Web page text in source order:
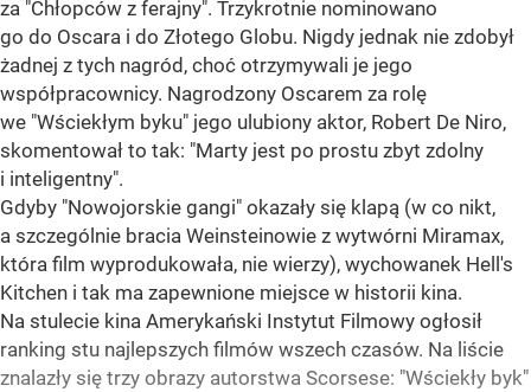
za "Chłopców z ferajny". Trzykrotnie nominowano
go do Oscara i do Złotego Globu. Nigdy jednak nie zdobył
żadnej z tych nagród, choć otrzymywali je jego
współpracownicy. Nagrodzony Oscarem za rolę
we "Wściekłym byku" jego ulubiony aktor, Robert De Niro,
skomentował to tak: "Marty jest po prostu zbyt zdolny
i inteligentny".
Gdyby "Nowojorskie gangi" okazały się klapą (w co nikt,
a szczególnie bracia Weinsteinowie z wytwórni Miramax,
która film wyprodukowała, nie wierzy), wychowanek Hell's
Kitchen i tak ma zapewnione miejsce w historii kina.
Na stulecie kina Amerykański Instytut Filmowy ogłosił
ranking stu najlepszych filmów wszech czasów. Na liście
znalazły się trzy obrazy autorstwa Scorsese: "Wściekły byk"